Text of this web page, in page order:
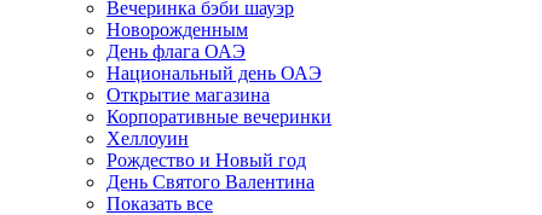
Вечеринка бэби шауэр
Новорожденным
День флага ОАЭ
Национальный день ОАЭ
Открытие магазина
Корпоративные вечеринки
Хеллоуин
Рождество и Новый год
День Святого Валентина
Показать все